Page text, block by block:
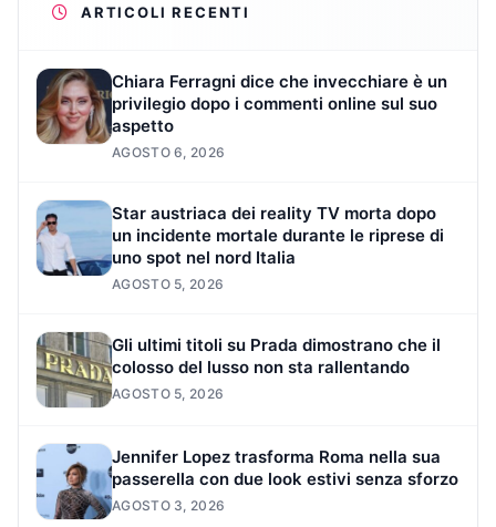
ARTICOLI RECENTI
Chiara Ferragni dice che invecchiare è un
privilegio dopo i commenti online sul suo
aspetto
AGOSTO 6, 2026
Star austriaca dei reality TV morta dopo
un incidente mortale durante le riprese di
uno spot nel nord Italia
AGOSTO 5, 2026
Gli ultimi titoli su Prada dimostrano che il
colosso del lusso non sta rallentando
AGOSTO 5, 2026
Jennifer Lopez trasforma Roma nella sua
passerella con due look estivi senza sforzo
AGOSTO 3, 2026